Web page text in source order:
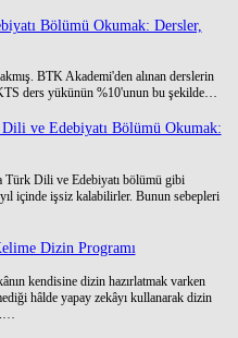
Bölümü Okumak: Dersler,
BTK Akademi'den alınan derslerin
ders yükünün %10'unun bu şekilde…
ve Edebiyatı Bölümü Okumak:
Türk Dili ve Edebiyatı bölümü gibi
içinde işsiz kalabilirler. Bunun sebepleri
Dizin Programı
kendisine dizin hazırlatmak varken
hâlde yapay zekâyı kullanarak dizin